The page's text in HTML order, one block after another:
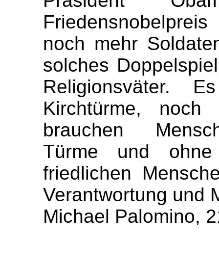
noch mehr
solches
Religionsväter.
Kirchtürme,
brauchen
Türme und
friedlichen
Verantwortung und
Michael Palomino,